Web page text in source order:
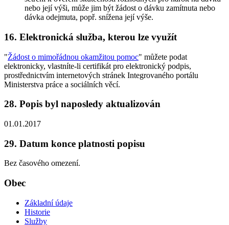
nebo její výši, může jim být žádost o dávku zamítnuta nebo
dávka odejmuta, popř. snížena její výše.
16. Elektronická služba, kterou lze využít
"Žádost o mimořádnou okamžitou pomoc" můžete podat
elektronicky, vlastníte-li certifikát pro elektronický podpis,
prostřednictvím internetových stránek Integrovaného portálu
Ministerstva práce a sociálních věcí.
28. Popis byl naposledy aktualizován
01.01.2017
29. Datum konce platnosti popisu
Bez časového omezení.
Obec
Základní údaje
Historie
Služby